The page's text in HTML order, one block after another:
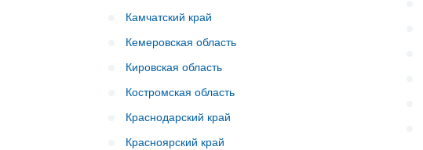
Камчатский край
Кемеровская область
Кировская область
Костромская область
Краснодарский край
Красноярский край